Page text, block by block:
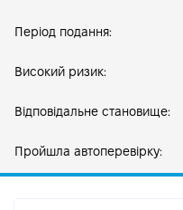
Період подання:
Високий ризик:
Відповідальне становище:
Пройшла автоперевірку: